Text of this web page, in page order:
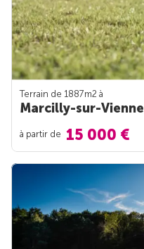
Terrain de 1887m2 à
Marcilly-sur-Vienne
à partir de 15 000 €